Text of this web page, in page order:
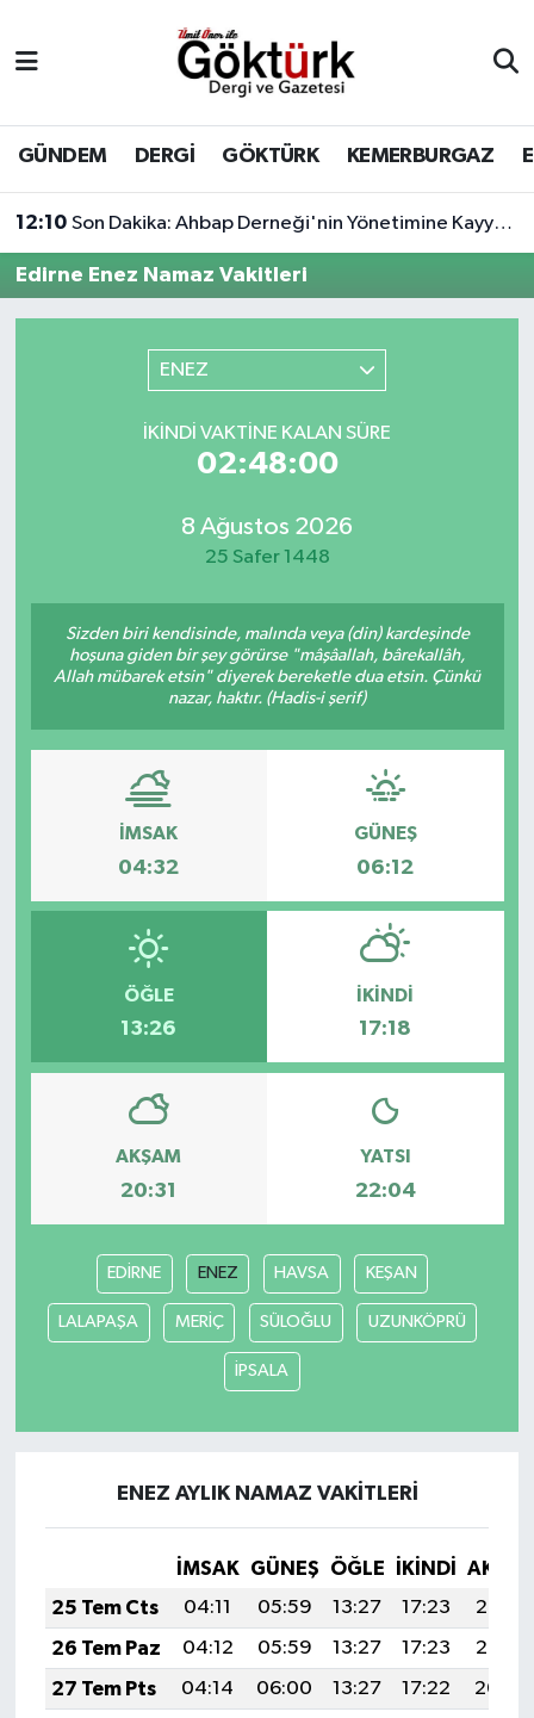
GÜNDEM DERGİ GÖKTÜRK KEMERBURGAZ
12:10 Son Dakika: Ahbap Derneği'nin Yönetimine Kayyum Atandı
Edirne Enez Namaz Vakitleri
ENEZ
İKINDI VAKTINE KALAN SÜRE
02:48:00
8 Ağustos 2026
25 Safer 1448
Sizden biri kendisinde, malında veya (din) kardeşinde
hoşuna giden bir şey görürse "mâşâallah, bârekallâh,
Allah mübarek etsin" diyerek bereketle dua etsin. Çünkü
nazar, haktır. (Hadis-i şerif)
İMSAK
04:32
GÜNEŞ
06:12
ÖĞLE
13:26
İKINDI
17:18
AKŞAM
20:31
YATSI
22:04
EDİRNE ENEZ HAVSA KEŞAN
LALAPAŞA MERİÇ SÜLOĞLU UZUNKÖPRÜ
İPSALA
ENEZ AYLIK NAMAZ VAKITLERI
İMSAK GÜNEŞ ÖĞLE İKINDI
25 Tem Cts
04:11 05:59 13:27 17:23
20:46
26 Tem Paz
04:12 05:59 13:27 17:23
20:45
27 Tem Pts
04:14 06:00 13:27 17:22
20:44
BİLİM
DERGİ
DÜNYA
EKONOMİ
KÜLTÜR - SANAT
SAĞLIK
TEKNOLOJİ
TİCARET
YAŞAM
Eyüpsultan Hava Durumu
Eyüpsultan Trafik Yoğunluk Haritası
Süper Lig Puan Durumu ve Fikstür
Tüm Manşetler
Haber Arşivi